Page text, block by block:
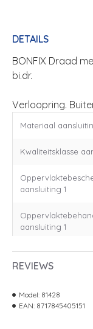
DETAILS
BONFIX Draad
bi.dr.
Verloopring.
Materiaal
Kwaliteitsklasse
aansluiting 1
aansluiting 1
Materiaal
REVIEWS
Model: 81428
EAN: 8717845405151